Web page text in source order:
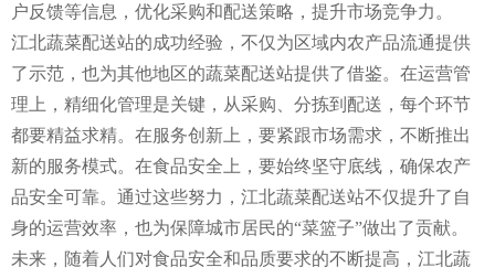
户反馈等信息，优化采购和配送策略，提升市场竞争力。
江北蔬菜配送站的成功经验，不仅为区域内农产品流通提供
了示范，也为其他地区的蔬菜配送站提供了借鉴。在运营管
理上，精细化管理是关键，从采购、分拣到配送，每个环节
都要精益求精。在服务创新上，要紧跟市场需求，不断推出
新的服务模式。在食品安全上，要始终坚守底线，确保农产
品安全可靠。通过这些努力，江北蔬菜配送站不仅提升了自
身的运营效率，也为保障城市居民的“菜篮子”做出了贡献。
未来，随着人们对食品安全和品质要求的不断提高，江北蔬